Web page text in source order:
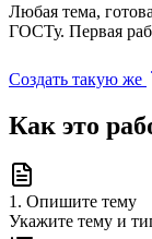
Любая тема,
ГОСТу. Первая
Создать такую же
Как это
1. Опишите тему
Укажите тему и